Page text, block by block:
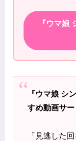
『ウマ娘
『ウマ娘 シ
すめ動画サー
「見逃した